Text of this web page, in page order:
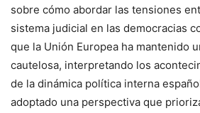
sobre cómo abordar las tensiones
sistema judicial en las democracias
que la Unión Europea ha mantenido
cautelosa, interpretando los
de la dinámica política interna
adoptado una perspectiva que